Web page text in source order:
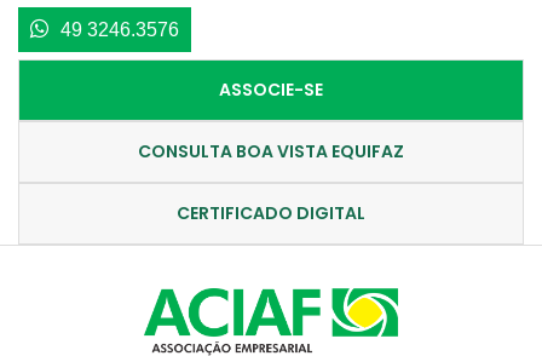
49 3246.3576
ASSOCIE-SE
CONSULTA BOA VISTA EQUIFAZ
CERTIFICADO DIGITAL